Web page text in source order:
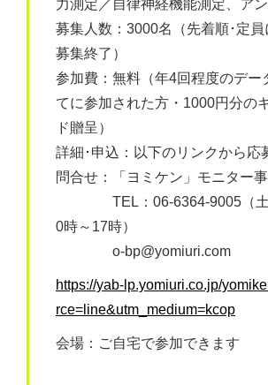
力測定／自律神経機能測定、ア
募集人数：3000名（先着順･定
募集終了）
参加費：無料（年4回程度のデー
てに参加された方・1000円分の
ド贈呈）
詳細･申込：以下のリンクから応
問合せ：「ヨミケン」モニター
TEL：06‐6364‐9005（土
0時～17時）
o-bp@yomiuri.com
https://yab-lp.yomiuri.co.jp/
rce=line&utm_medium=kcop
会場：ご自宅で参加できます